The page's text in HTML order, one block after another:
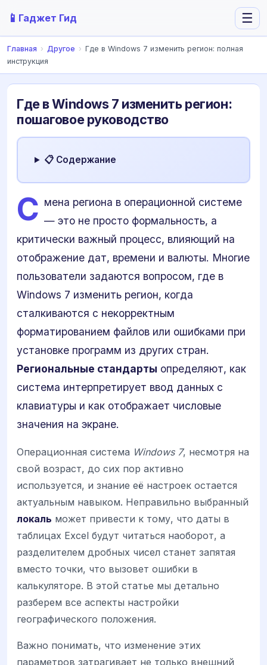
📱 Гаджет Гид ☰
Главная › Другое › Где в Windows 7 изменить регион: полная
инструкция
Где в Windows 7 изменить регион:
пошаговое руководство
📋 Содержание
С мена региона в операционной системе
— это не просто формальность, а
критически важный процесс, влияющий на
отображение дат, времени и валюты. Многие
пользователи задаются вопросом, где в
Windows 7 изменить регион, когда
сталкиваются с некорректным
форматированием файлов или ошибками при
установке программ из других стран.
Региональные стандарты определяют, как
система интерпретирует ввод данных с
клавиатуры и как отображает числовые
значения на экране.
Операционная система Windows 7, несмотря на
свой возраст, до сих пор активно
используется, и знание её настроек остается
актуальным навыком. Неправильно выбранный
локаль может привести к тому, что даты в
таблицах Excel будут читаться наоборот, а
разделителем дробных чисел станет запятая
вместо точки, что вызовет ошибки в
калькуляторе. В этой статье мы детально
разберем все аспекты настройки
географического положения.
Важно понимать, что изменение этих
параметров затрагивает не только внешний